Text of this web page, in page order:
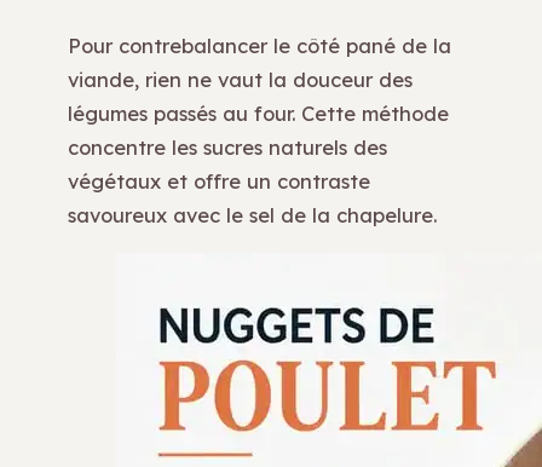
Pour contrebalancer le côté pané de la
viande, rien ne vaut la douceur des
légumes passés au four. Cette méthode
concentre les sucres naturels des
végétaux et offre un contraste
savoureux avec le sel de la chapelure.